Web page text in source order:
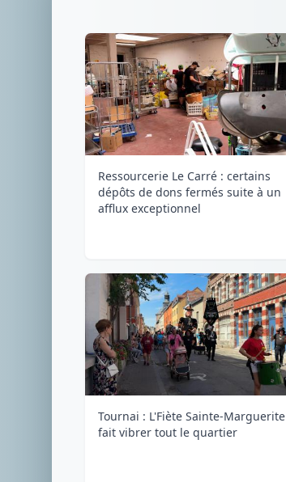
Ressourcerie Le Carré : certains
dépôts de dons fermés suite à un
afflux exceptionnel
Tournai : L'Fiète Sainte-Marguerite
fait vibrer tout le quartier